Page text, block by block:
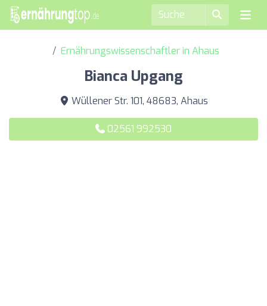
Ernährungswissenschaftler in Ahaus
Bianca Upgang
Wüllener Str. 101, 48683, Ahaus
02561 992530